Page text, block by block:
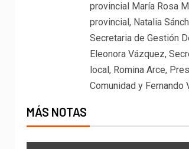
provincial María Rosa
provincial, Natalia
Secretaria de Gestión
Eleonora Vázquez,
local, Romina Arce,
Comunidad y
MÁS NOTAS